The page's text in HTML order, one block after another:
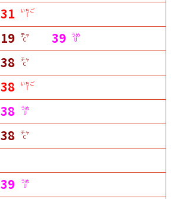
31 いちご
I
19 チャ
C 39 うめ
U
38 チャ
C
38 いちご
I
38 うめ
U
38 チャ
C
39 うめ
U